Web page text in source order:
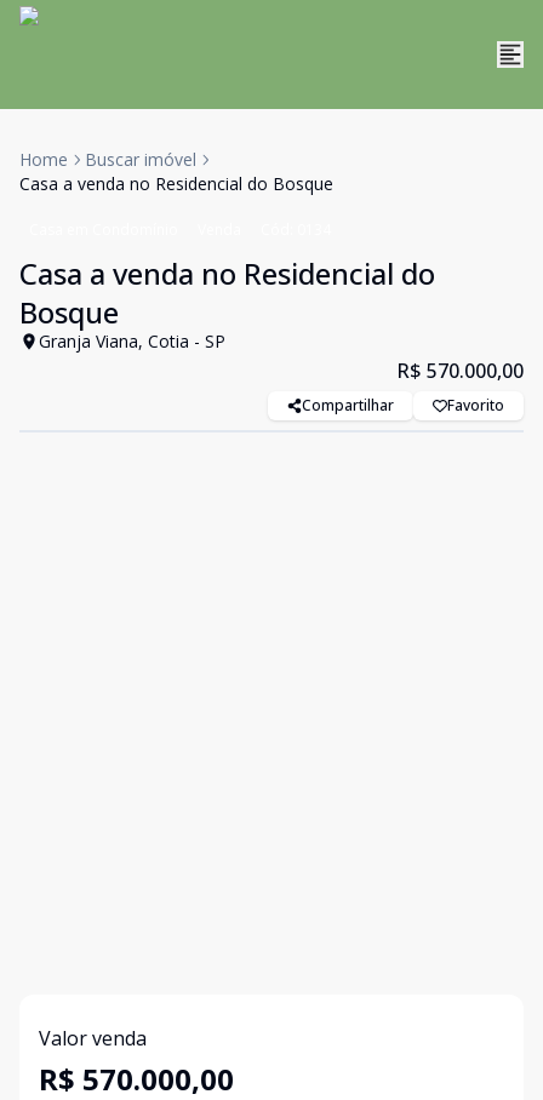
Home
Buscar imóvel
Casa a venda no Residencial do Bosque
Casa a venda no Residencial do
Bosque
Granja Viana, Cotia - SP
R$ 570.000,00
Compartilhar Favorito
Valor venda
R$ 570.000,00